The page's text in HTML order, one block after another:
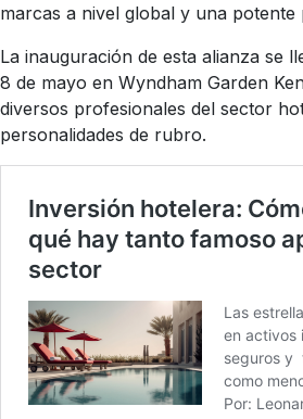
marcas a nivel global y una potente
La inauguración de esta alianza se
8 de mayo en Wyndham Garden
diversos profesionales del sector
personalidades de rubro.